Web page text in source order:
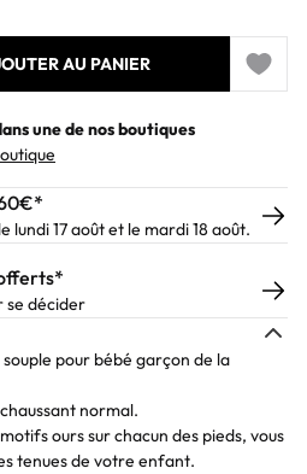
AU PANIER
Add to
une de nos boutiques
lundi 17 août et le mardi 18 août.
se décider
souple pour bébé garçon de la
normal.
ours sur chacun des pieds, vous
tenues de votre enfant.